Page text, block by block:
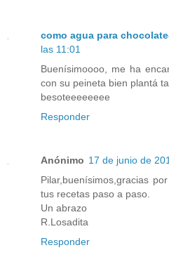
como agua para
las 11:01
Buenísimoooo, me ha
con su peineta bien plantá
besoteeeeeeee
Responder
Anónimo 17 de junio de
Pilar,buenísimos,gracias
tus recetas paso a paso.
Un abrazo
R.Losadita
Responder